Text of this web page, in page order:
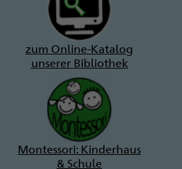
zum Online-Katalog
unserer Bibliothek
Montessori: Kinderhaus
& Schule